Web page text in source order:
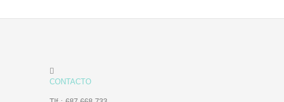
CONTACTO